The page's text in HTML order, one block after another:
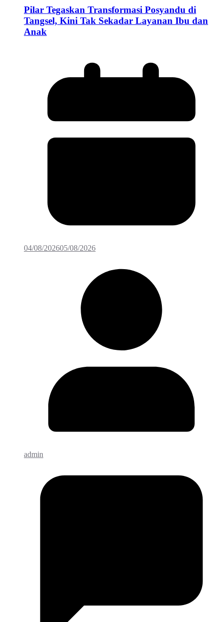
Pilar Tegaskan Transformasi Posyandu di
Tangsel, Kini Tak Sekadar Layanan Ibu dan
Anak
04/08/202605/08/2026
admin